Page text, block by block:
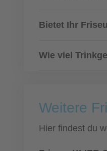
Bietet Ihr
Wie viel
Weitere
Hier findest du